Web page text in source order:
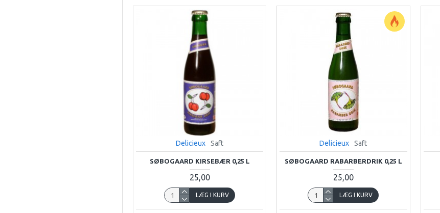
Delicieux Saft
SØBOGAARD KIRSEBÆR 0,25 L
25,00
LÆG I KURV
Delicieux Saft
SØBOGAARD RABARBERDRIK 0,25 L
25,00
LÆG I KURV